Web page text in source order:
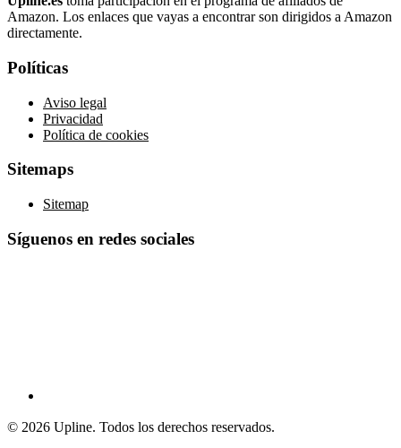
Amazon. Los enlaces que vayas a encontrar son dirigidos a Amazon
directamente.
Políticas
Aviso legal
Privacidad
Política de cookies
Sitemaps
Sitemap
Síguenos en redes sociales
© 2026 Upline. Todos los derechos reservados.